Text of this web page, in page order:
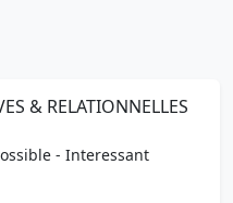
& RELATIONNELLES
- Interessant